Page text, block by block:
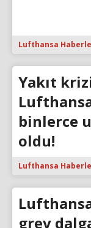
Lufthansa
Yakıt
binlerce
oldu!
Lufthansa
grev